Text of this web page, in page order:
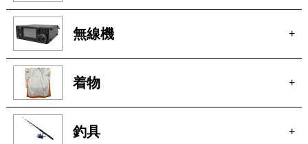
無線機 +
着物 +
釣具 +